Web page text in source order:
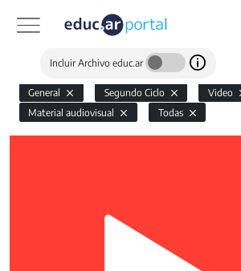
Incluir Archivo educ.ar
General Segundo Ciclo
Video
Material audiovisual
Todas